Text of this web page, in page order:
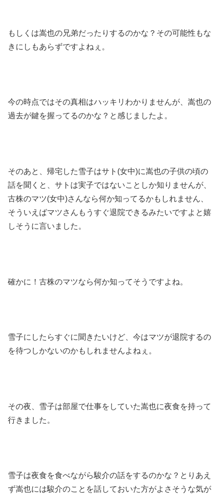
もしくは嵩也の兄弟だったりするのかな？その可能性もな
きにしもあらずですよねぇ。
今の時点ではその真相はハッキリわかりませんが、嵩也の
過去が鍵を握ってるのかな？と感じましたよ。
そのあと、帰宅した雪子はサト(女中)に嵩也の子供の頃の
話を聞くと、サトは実子ではないことしか知りませんが、
古株のマツ(女中)さんなら何か知ってるかもしれません、
そういえばマツさんもうすぐ退院できるみたいですよと嬉
しそうに言いました。
確かに！古株のマツなら何か知ってそうですよね。
雪子にしたらすぐに聞きたいけど、今はマツが退院するの
を待つしかないのかもしれませんよねぇ。
その夜、雪子は部屋で仕事をしていた嵩也に夜食を持って
行きました。
雪子は夜食を食べながら駿介の話をするのかな？とりあえ
ず嵩也には駿介のことを話しておいた方がよさそうな気が